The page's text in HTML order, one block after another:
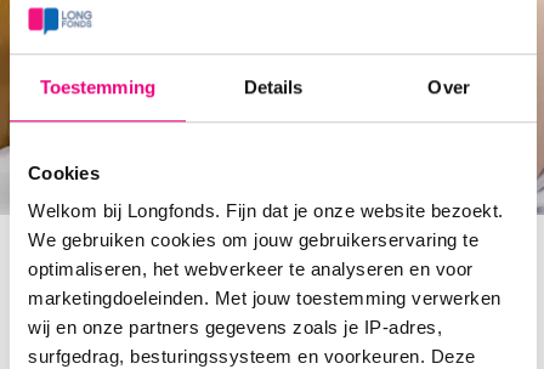
Toestemming Details Over
Cookies
Welkom bij Longfonds. Fijn dat je onze website bezoekt.
We gebruiken cookies om jouw gebruikerservaring te
optimaliseren, het webverkeer te analyseren en voor
marketingdoeleinden. Met jouw toestemming verwerken
wij en onze partners gegevens zoals je IP-adres,
surfgedrag, besturingssysteem en voorkeuren. Deze
Op locatie
Je energie in balans houden
Longpunt - Gelderland